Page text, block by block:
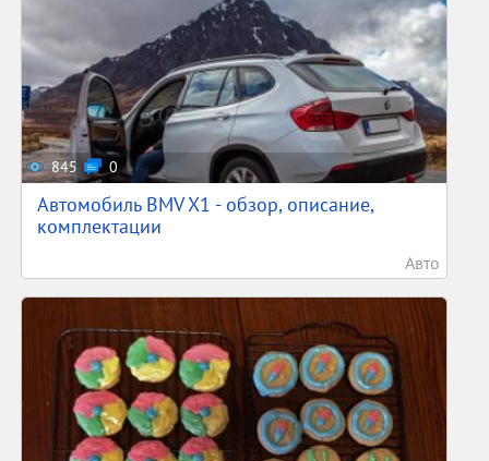
845 0
Автомобиль BMV X1 - обзор, описание,
комплектации
Авто